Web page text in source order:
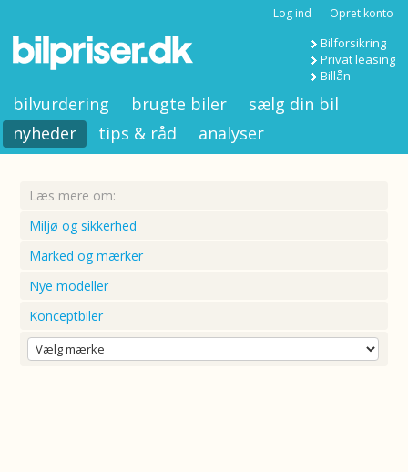
Log ind Opret konto
Bilforsikring
Privat leasing
Billån
bilvurdering brugte biler
sælg din bil
nyheder
tips & råd analyser
Læs mere om:
Miljø og sikkerhed
Marked og mærker
Nye modeller
Konceptbiler